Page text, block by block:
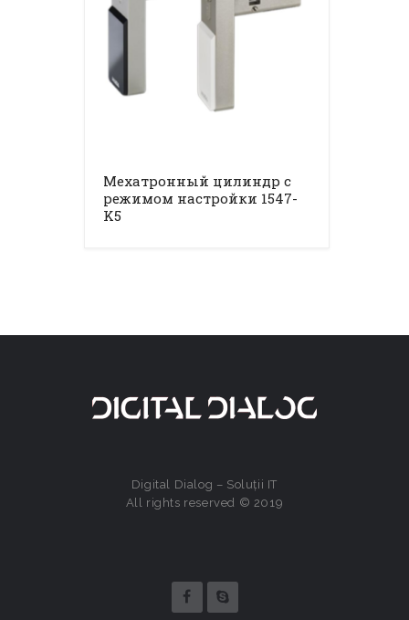
Мехатронный цилиндр с
режимом настройки 1547-
K5
Digital Dialog – Soluții IT
All rights reserved © 2019